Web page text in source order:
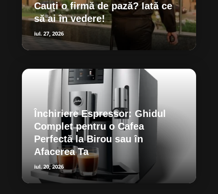
Cauți o firmă de pază? Iată ce
să ai în vedere!
iul. 27, 2026
Închiriere Espressor: Ghidul
Complet pentru o Cafea
Perfectă la Birou sau în
Afacerea Ta
iul. 20, 2026